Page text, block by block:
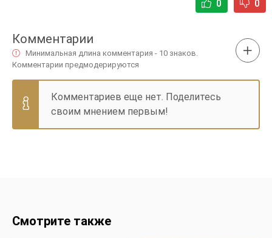
0 0
Комментарии
Минимальная длина комментария - 10 знаков.
Комментарии предмодерируются
Комментариев еще нет. Поделитесь
своим мнением первым!
Смотрите также